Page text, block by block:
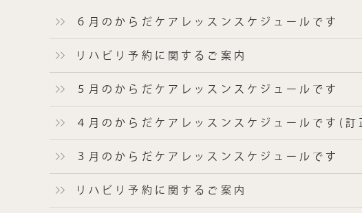
６月のからだケアレッスンスケジュールです
リハビリ予約に関するご案内
５月のからだケアレッスンスケジュールです
４月のからだケアレッスンスケジュールです(訂
３月のからだケアレッスンスケジュールです
リハビリ予約に関するご案内